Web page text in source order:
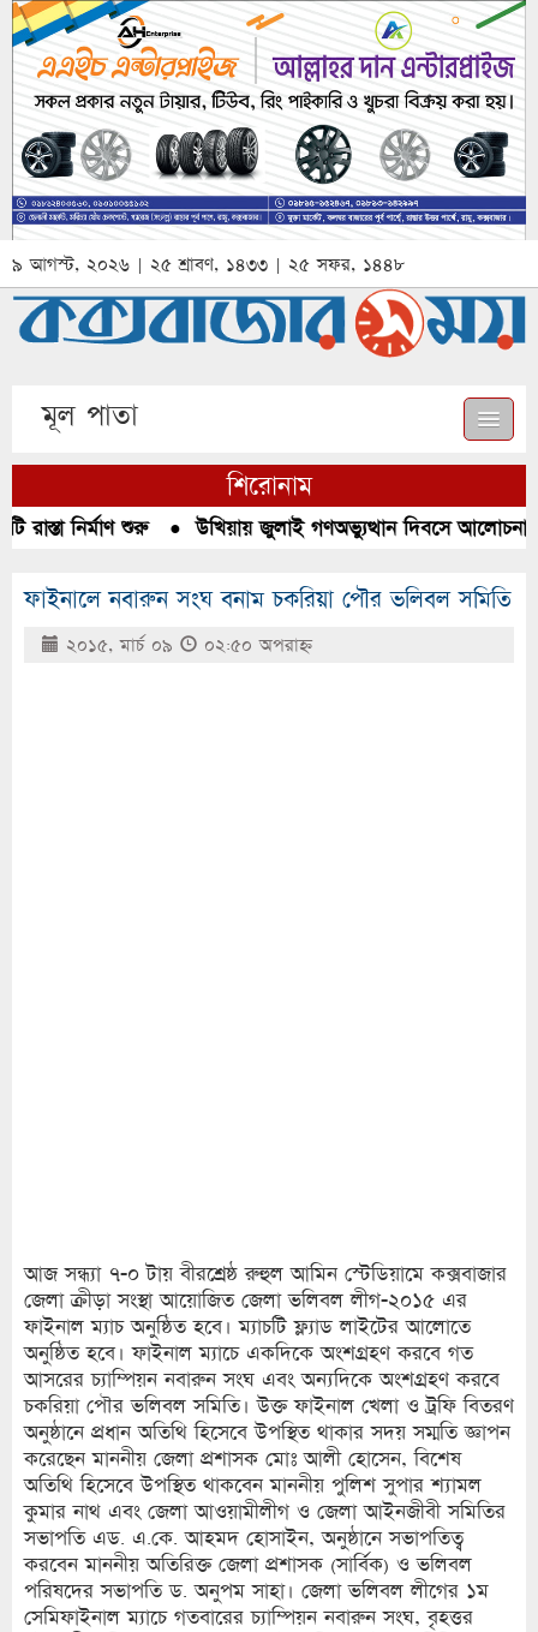
৯ আগস্ট, ২০২৬ | ২৫ শ্রাবণ, ১৪৩৩ | ২৫ সফর, ১৪৪৮
মূল পাতা
শিরোনাম
নির্মাণ শুরু●উখিয়ায় জুলাই গণঅভ্যুত্থান দিবসে আলোচনা,
ফাইনালে নবারুন সংঘ বনাম চকরিয়া পৌর ভলিবল সমিতি
২০১৫, মার্চ ০৯ ০২:৫০ অপরাহ্ণ
আজ সন্ধ্যা ৭-০ টায় বীরশ্রেষ্ঠ রুহুল আমিন স্টেডিয়ামে কক্সবাজার
জেলা ক্রীড়া সংস্থা আয়োজিত জেলা ভলিবল লীগ-২০১৫ এর
ফাইনাল ম্যাচ অনুষ্ঠিত হবে। ম্যাচটি ফ্ল্যাড লাইটের আলোতে
অনুষ্ঠিত হবে। ফাইনাল ম্যাচে একদিকে অংশগ্রহণ করবে গত
আসরের চ্যাম্পিয়ন নবারুন সংঘ এবং অন্যদিকে অংশগ্রহণ করবে
চকরিয়া পৌর ভলিবল সমিতি। উক্ত ফাইনাল খেলা ও ট্রফি বিতরণ
অনুষ্ঠানে প্রধান অতিথি হিসেবে উপস্থিত থাকার সদয় সম্মতি জ্ঞাপন
করেছেন মাননীয় জেলা প্রশাসক মোঃ আলী হোসেন, বিশেষ
অতিথি হিসেবে উপস্থিত থাকবেন মাননীয় পুলিশ সুপার শ্যামল
কুমার নাথ এবং জেলা আওয়ামীলীগ ও জেলা আইনজীবী সমিতির
সভাপতি এড. এ.কে. আহমদ হোসাইন, অনুষ্ঠানে সভাপতিত্ব
করবেন মাননীয় অতিরিক্ত জেলা প্রশাসক (সার্বিক) ও ভলিবল
পরিষদের সভাপতি ড. অনুপম সাহা। জেলা ভলিবল লীগের ১ম
সেমিফাইনাল ম্যাচে গতবারের চ্যাম্পিয়ন নবারুন সংঘ, বৃহত্তর